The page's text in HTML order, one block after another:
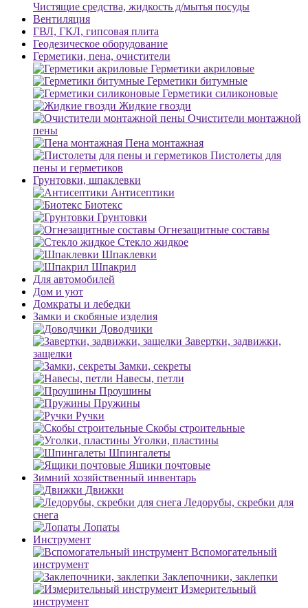
Чистящие средства, жидкость д/мытья посуды
Вентиляция
ГВЛ, ГКЛ, гипсовая плита
Геодезическое оборудование
Герметики, пена, очистители
Герметики акриловые
Герметики битумные
Герметики силиконовые
Жидкие гвозди
Очистители монтажной
пены
Пена монтажная
Пистолеты для
пены и герметиков
Грунтовки, шпаклевки
Антисептики
Биотекс
Грунтовки
Огнезащитные составы
Стекло жидкое
Шпаклевки
Шпакрил
Для автомобилей
Дом и уют
Домкраты и лебедки
Замки и скобяные изделия
Доводчики
Завертки, задвижки,
защелки
Замки, секреты
Навесы, петли
Проушины
Пружины
Ручки
Скобы строительные
Уголки, пластины
Шпингалеты
Ящики почтовые
Зимний хозяйственный инвентарь
Движки
Ледорубы, скребки для
снега
Лопаты
Инструмент
Вспомогательный
инструмент
Заклепочники, заклепки
Измерительный
инструмент